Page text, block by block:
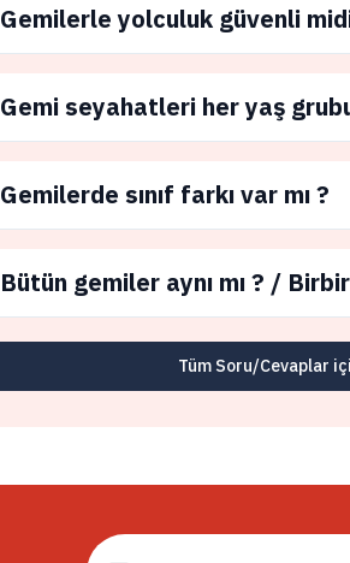
Gemilerle yolculuk güvenli
Gemi seyahatleri her yaş
Gemilerde sınıf farkı var mı ?
Bütün gemiler aynı mı ? /
Tüm Soru/Cevaplar